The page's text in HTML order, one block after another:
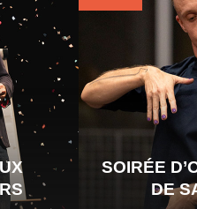
SOIRÉE
DE